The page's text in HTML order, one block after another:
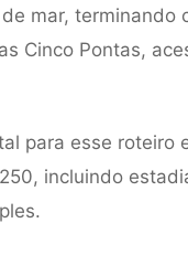
mar, terminando
Cinco Pontas,
para esse roteiro
incluindo